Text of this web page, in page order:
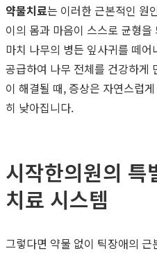
약물치료는 이러한 근본적인 원
이의 몸과 마음이 스스로 균형
마치 나무의 병든 잎사귀를 떼
공급하여 나무 전체를 건강하게
이 해결될 때, 증상은 자연스럽
히 낮아집니다.
시작한의원의 특
치료 시스템
그렇다면 약물 없이 틱장애의